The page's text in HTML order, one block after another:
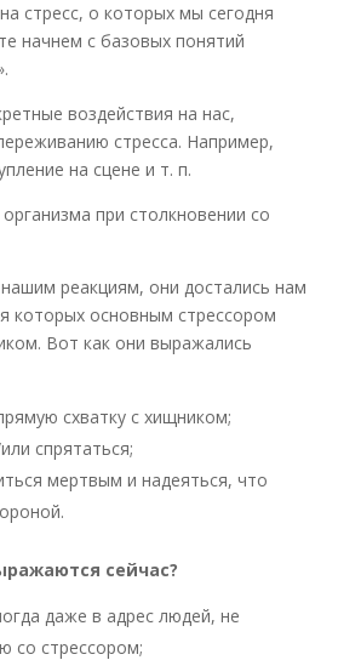
стресс, о которых мы сегодня
начнем с базовых понятий
воздействия на нас,
стресса. Например,
на сцене и т. п.
при столкновении со
реакциям, они достались нам
которых основным стрессором
Вот как они выражались
схватку с хищником;
спрятаться;
мертвым и надеяться, что
сейчас?
даже в адрес людей, не
со стрессором;